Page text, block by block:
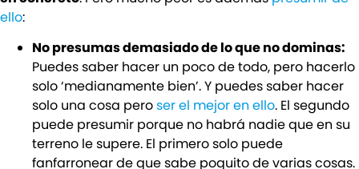
ello:
No presumas demasiado de lo que no dominas:
Puedes saber hacer un poco de todo, pero hacerlo
solo ‘medianamente bien’. Y puedes saber hacer
solo una cosa peroser el mejor en ello. El segundo
puede presumir porque no habrá nadie que en su
terreno le supere. El primero solo puede
fanfarronear de que sabe poquito de varias cosas.